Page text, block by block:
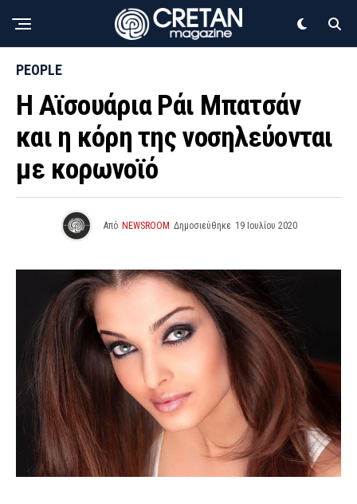
PEOPLE
Η Αϊσουάρια Ράι Μπατσάν
και η κόρη της νοσηλεύονται
με κορωνοϊό
Από NEWSROOM Δημοσιεύθηκε 19 Ιουλίου 2020